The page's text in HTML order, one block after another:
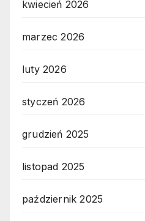
kwiecień 2026
marzec 2026
luty 2026
styczeń 2026
grudzień 2025
listopad 2025
październik 2025